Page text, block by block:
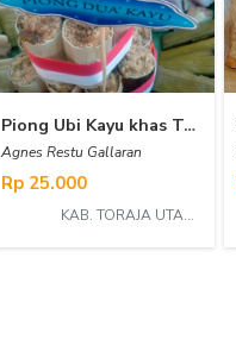
Piong Ubi Kayu khas Toraja
Agnes Restu Gallaran
Rp 25.000
KAB. TORAJA UTARA